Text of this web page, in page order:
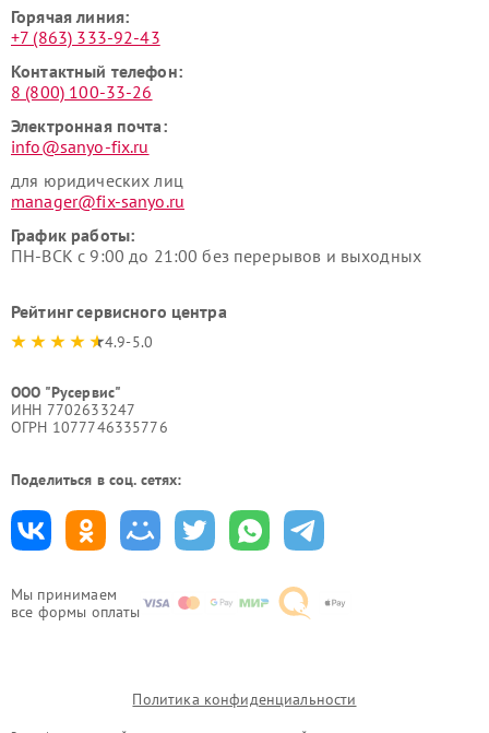
Мы принимаем
все формы оплаты
Горячая линия:
+7 (863) 333-92-43
Контактный телефон:
8 (800) 100-33-26
Электронная почта:
info@sanyo-fix.ru
для юридических лиц
manager@fix-sanyo.ru
График работы:
ПН-ВСК с 9:00 до 21:00 без перерывов и выходных
Рейтинг сервисного центра
4.9-5.0
ООО "Русервис"
ИНН 7702633247
ОГРН 1077746335776
Поделиться в соц. сетях:
Политика конфиденциальности